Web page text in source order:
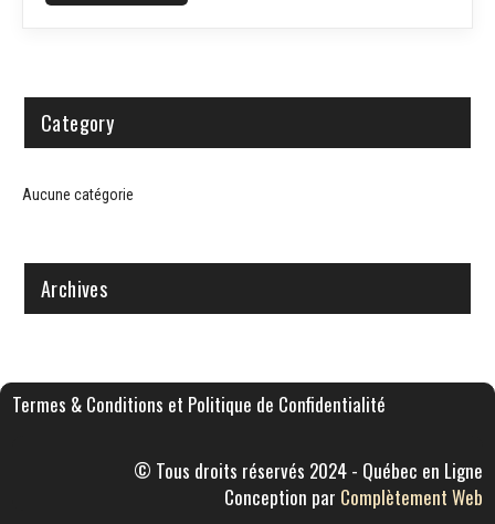
Category
Aucune catégorie
Archives
Termes & Conditions et Politique de Confidentialité
© Tous droits réservés 2024 - Québec en Ligne
Conception par Complètement Web